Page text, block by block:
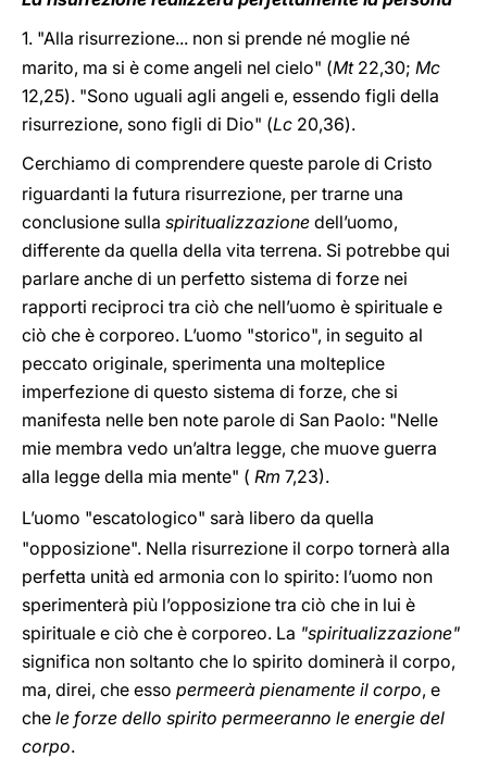
1. "Alla risurrezione... non si prende né moglie né
marito, ma si è come angeli nel cielo" (Mt22,30; Mc
12,25). "Sono uguali agli angeli e, essendo figli della
risurrezione, sono figli di Dio" (Lc 20,36).
Cerchiamo di comprendere queste parole di Cristo
riguardanti la futura risurrezione, per trarne una
conclusione sulla spiritualizzazione dell’uomo,
differente da quella della vita terrena. Si potrebbe qui
parlare anche di un perfetto sistema di forze nei
rapporti reciproci tra ciò che nell’uomo è spirituale e
ciò che è corporeo. L’uomo "storico", in seguito al
peccato originale, sperimenta una molteplice
imperfezione di questo sistema di forze, che si
manifesta nelle ben note parole di San Paolo: "Nelle
mie membra vedo un’altra legge, che muove guerra
alla legge della mia mente" ( Rm 7,23).
L’uomo "escatologico" sarà libero da quella
"opposizione". Nella risurrezione il corpo tornerà alla
perfetta unità ed armonia con lo spirito: l’uomo non
sperimenterà più l’opposizione tra ciò che in lui è
spirituale e ciò che è corporeo. La "spiritualizzazione"
significa non soltanto che lo spirito dominerà il corpo,
ma, direi, che esso permeerà pienamente il corpo, e
che le forze dello spirito permeeranno le energie del
corpo.